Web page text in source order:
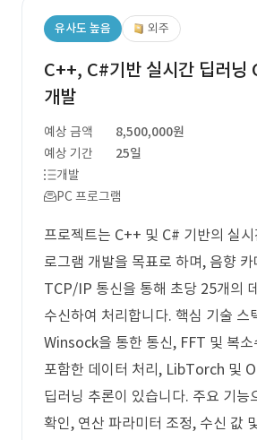
유사도 높음 외주
C++, C#기반 실시간 딥러닝
개발
예상 금액
8,500,000원
예상 기간
25일
개발
PC 프로그램
프로젝트는 C++ 및 C# 기반의 실
로그램 개발을 목표로 하며, 음향 카
TCP/IP 통신을 통해 초당 25개의
수신하여 처리합니다. 핵심 기술 스
Winsock을 통한 통신, FFT 및 복소
포함한 데이터 처리, LibTorch 및
딥러닝 추론이 있습니다. 주요 기능
확인, 연산 파라미터 조정, 수신 값